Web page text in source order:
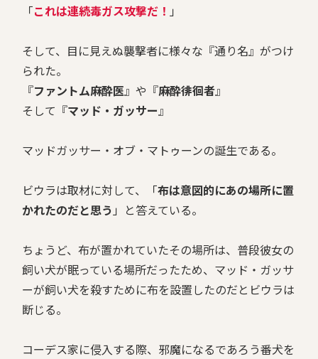
「これは連続毒ガス攻撃だ！ 」
そして、目に見えぬ襲撃者に様々な『通り名』がつけ
られた。
『ファントム麻酔医』や『麻酔徘徊者』
そして『マッド・ガッサー』
マッドガッサー・オブ・マトゥーンの誕生である。
ビウラは取材に対して、「布は意図的にあの場所に置
かれたのだと思う 」と答えている。
ちょうど、布が置かれていたその場所は、普段彼女の
飼い犬が眠っている場所だったため、マッド・ガッサ
ーが飼い犬を殺すために布を設置したのだとビウラは
断じる。
コーデス家に侵入する際、邪魔になるであろう番犬を